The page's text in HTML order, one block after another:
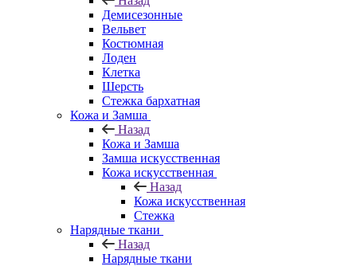
Демисезонные
Вельвет
Костюмная
Лоден
Клетка
Шерсть
Стежка бархатная
Кожа и Замша
Назад
Кожа и Замша
Замша искусственная
Кожа искусственная
Назад
Кожа искусственная
Стежка
Нарядные ткани
Назад
Нарядные ткани